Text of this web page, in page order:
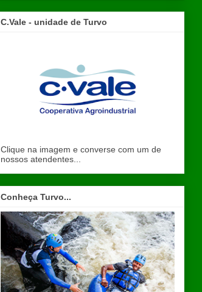
C.Vale - unidade de Turvo
Clique na imagem e converse com um de
nossos atendentes...
Conheça Turvo...